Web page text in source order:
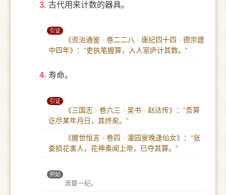
3. 古代用来计数的器具。
引证
《资治通鉴 · 卷二二八 · 唐纪四十四 · 德宗建
中四年》：“吏执笔握算，入人室庐计其数。”
4. 寿命。
引证
《三国志 · 卷六三 · 吴书 · 赵达传》：“吾算
讫尽某年月日，其终矣。”
《醒世恒言 · 卷四 · 灌园叟晚逢仙女》：“张
委损花害人，花神奏闻上帝，已夺其算。”
例如
添算一纪。